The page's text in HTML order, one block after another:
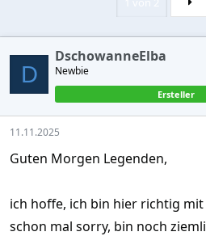
e
t
a
m
D
DschowanneElba
Newbie
Ersteller
11.11.2025
Guten Morgen Legenden,
ich hoffe, ich bin hier richtig
schon mal sorry, bin noch